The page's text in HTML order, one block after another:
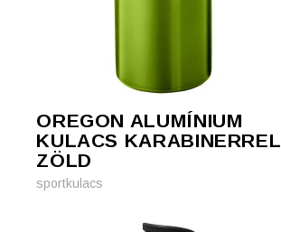
OREGON ALUMÍNIUM
KULACS
ZÖLD
sportkulacs